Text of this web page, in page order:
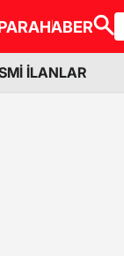
HABER
İLANLAR